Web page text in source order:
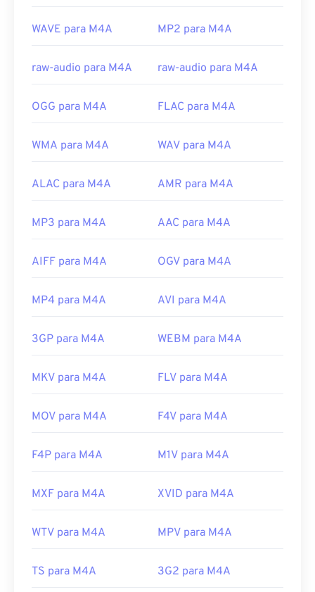
Lançamento inicial:
2001
https://en.wikipedia.org/wiki/MPEG-4_Part_14
https://www.loc.gov/preservation/digital/formats/fdd/
WAVE para M4A MP2 para M4A
raw-audio para M4A raw-audio para M4A
OGG para M4A FLAC para M4A
WMA para M4A WAV para M4A
ALAC para M4A AMR para M4A
MP3 para M4A AAC para M4A
AIFF para M4A OGV para M4A
MP4 para M4A AVI para M4A
3GP para M4A WEBM para M4A
MKV para M4A FLV para M4A
MOV para M4A F4V para M4A
F4P para M4A M1V para M4A
MXF para M4A XVID para M4A
WTV para M4A MPV para M4A
TS para M4A 3G2 para M4A